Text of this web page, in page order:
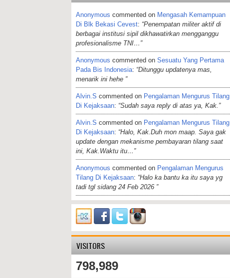
Anonymous commented on Mengasah Kemampuan
Di Blk Bekasi Cevest: “Penempatan militer aktif di
berbagai institusi sipil dikhawatirkan mengganggu
profesionalisme TNI…”
Anonymous commented on Sesuatu Yang Pertama
Pada Bis Indonesia: “Ditunggu updatenya mas,
menarik ini hehe ”
Alvin.s commented on Pengalaman Mengurus Tilang
Di Kejaksaan: “Sudah saya reply di atas ya, Kak.”
Alvin.s commented on Pengalaman Mengurus Tilang
Di Kejaksaan: “Halo, Kak.Duh mon maap. Saya gak
update dengan mekanisme pembayaran tilang saat
ini, Kak.Waktu itu…”
Anonymous commented on Pengalaman Mengurus
Tilang Di Kejaksaan: “Halo ka bantu ka itu saya yg
tadi tgl sidang 24 Feb 2026 ”
VISITORS
798,989